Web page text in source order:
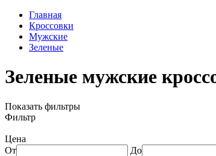
Главная
Кроссовки
Мужские
Зеленые
Зеленые мужские
Показать фильтры
Фильтр
Цена
От
До